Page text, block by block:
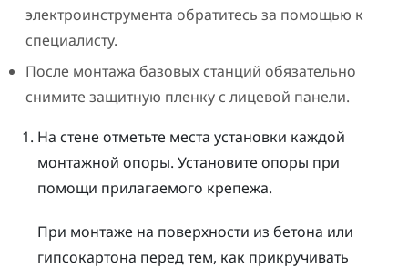
электроинструмента обратитесь за помощью к
специалисту.
После монтажа базовых станций обязательно
снимите защитную пленку с лицевой панели.
На стене отметьте места установки каждой
монтажной опоры. Установите опоры при
помощи прилагаемого крепежа.
При монтаже на поверхности из бетона или
гипсокартона перед тем, как прикручивать